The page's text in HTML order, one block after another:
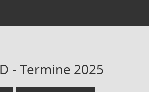
- Termine 2025